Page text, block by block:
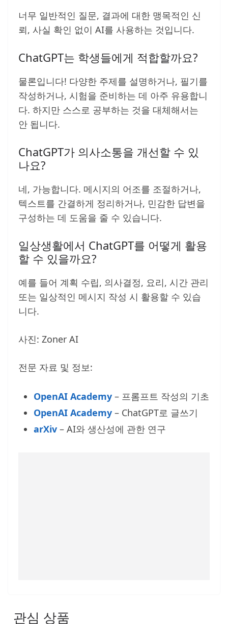
너무 일반적인 질문, 결과에 대한 맹목적인 신
뢰, 사실 확인 없이 AI를 사용하는 것입니다.
ChatGPT는 학생들에게 적합할까요?
물론입니다! 다양한 주제를 설명하거나, 필기를
작성하거나, 시험을 준비하는 데 아주 유용합니
다. 하지만 스스로 공부하는 것을 대체해서는
안 됩니다.
ChatGPT가 의사소통을 개선할 수 있
나요?
네, 가능합니다. 메시지의 어조를 조절하거나,
텍스트를 간결하게 정리하거나, 민감한 답변을
구성하는 데 도움을 줄 수 있습니다.
일상생활에서 ChatGPT를 어떻게 활용
할 수 있을까요?
예를 들어 계획 수립, 의사결정, 요리, 시간 관리
또는 일상적인 메시지 작성 시 활용할 수 있습
니다.
사진: Zoner AI
전문 자료 및 정보:
OpenAI Academy – 프롬프트 작성의 기초
OpenAI Academy – ChatGPT로 글쓰기
arXiv – AI와 생산성에 관한 연구
관심 상품